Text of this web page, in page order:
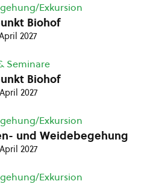
Exkursion
Biohof
2027
Seminare
Biohof
2027
Exkursion
und Weidebegehung
2027
Exkursion